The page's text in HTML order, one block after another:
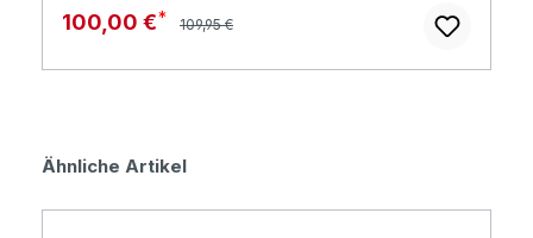
Verkaufspreis:
100,00 € Regulärer Preis:
109,95 €
Produktgalerie überspringen
Ähnliche Artikel